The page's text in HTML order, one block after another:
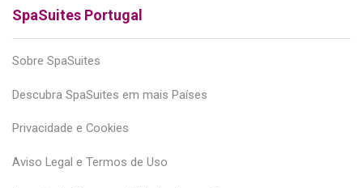
SpaSuites Portugal
Sobre SpaSuites
Descubra SpaSuites em mais Países
Privacidade e Cookies
Aviso Legal e Termos de Uso